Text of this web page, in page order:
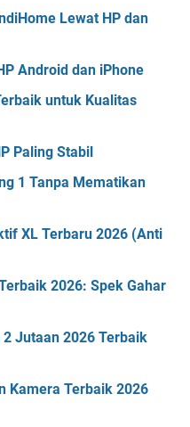
Lewat HP dan
Android dan iPhone
untuk Kualitas
Paling Stabil
1 Tanpa Mematikan
XL Terbaru 2026 (Anti
2026: Spek Gahar
Jutaan 2026 Terbaik
Kamera Terbaik 2026